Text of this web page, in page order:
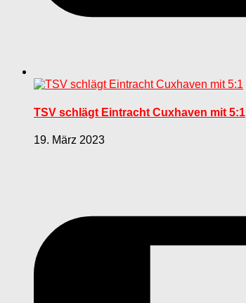
TSV schlägt Eintracht Cuxhaven mit 5:1
19. März 2023